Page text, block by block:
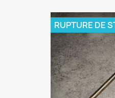
RUPTURE DE